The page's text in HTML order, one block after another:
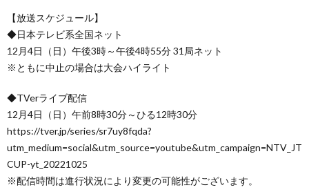
【放送スケジュール】
◆日本テレビ系全国ネット
12月4日（日）午後3時～午後4時55分 31局ネット
※ともに中止の場合は大会ハイライト
◆TVerライブ配信
12月4日（日）午前8時30分～ひる12時30分
https://tver.jp/series/sr7uy8fqda?
utm_medium=social&utm_source=youtube&utm_campaign=NTV_JT
CUP-yt_20221025
※配信時間は進行状況により変更の可能性がございます。